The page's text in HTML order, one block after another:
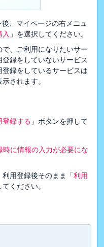
、マイページの右メニュ
」を選択してください。
、ご利用になりたいサー
録をしていないサービス
録をしているサービスは
されます。
登録する 」ボタンを押して
に情報の入力が必要にな
用登録後そのまま「利用
てください。